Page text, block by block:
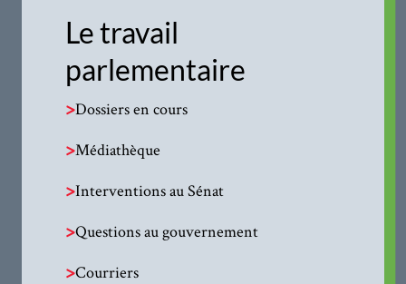
Le travail
parlementaire
>Dossiers en cours
>Médiathèque
>Interventions au Sénat
>Questions au gouvernement
>Courriers